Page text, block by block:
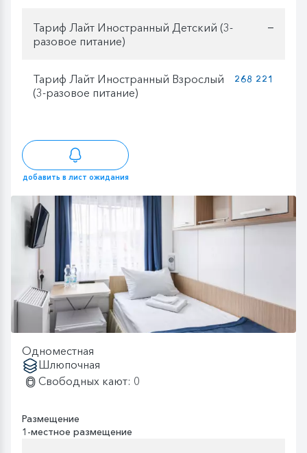
Тариф Лайт Иностранный Детский (3-
разовое питание)
—
Тариф Лайт Иностранный Взрослый
(3-разовое питание)
268 221
добавить в лист ожидания
Одноместная
Шлюпочная
Свободных кают: 0
Размещение
1-местное размещение